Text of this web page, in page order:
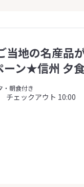
当地の名産品
ーン★信州 夕
・朝食付き
チェックアウト 10:00